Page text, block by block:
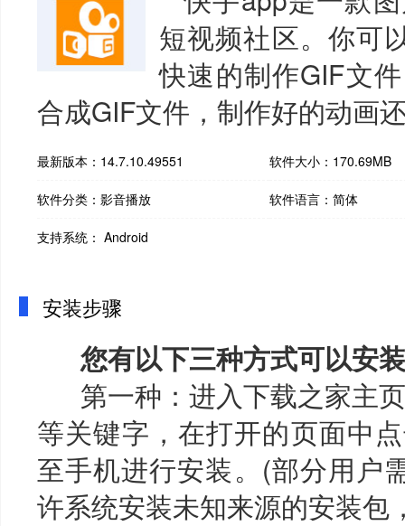
短视频社区。你可
快速的制作GIF文
合成GIF文件，制作好的动画
最新版本：14.7.10.49551 软件大小：170.69MB
软件分类：影音播放 软件语言：简体
支持系统： Android
安装步骤
您有以下三种方式可以安
第一种：进入下载之家主页
等关键字，在打开的页面中
至手机进行安装。(部分用户
许系统安装未知来源的安装包